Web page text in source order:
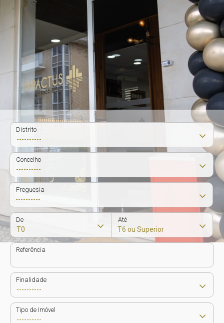
Distrito
Concelho
Freguesia
De Até
Referência
Finalidade
Tipo de Imóvel